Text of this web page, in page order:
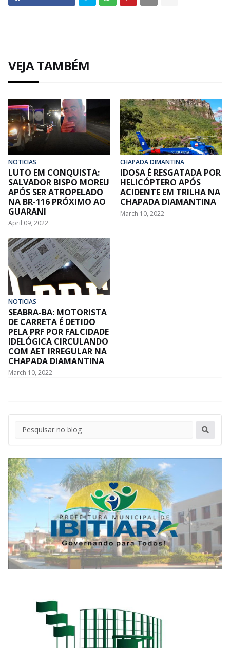
VEJA TAMBÉM
NOTICIAS
LUTO EM CONQUISTA:
SALVADOR BISPO MOREU
APÓS SER ATROPELADO
NA BR-116 PRÓXIMO AO
GUARANI
April 09, 2022
CHAPADA DIMANTINA
IDOSA É RESGATADA POR
HELICÓPTERO APÓS
ACIDENTE EM TRILHA NA
CHAPADA DIAMANTINA
March 10, 2022
NOTICIAS
SEABRA-BA: MOTORISTA
DE CARRETA É DETIDO
PELA PRF POR FALCIDADE
IDELÓGICA CIRCULANDO
COM AET IRREGULAR NA
CHAPADA DIAMANTINA
March 10, 2022